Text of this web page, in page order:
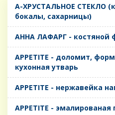
A-ХРУСТАЛЬНОЕ СТЕКЛО
бокалы, сахарницы)
AHHA ЛАФАРГ - костяной
APPETITE - доломит,
кухонная утварь
APPETITE - нержавейка
APPETITE - эмалированая